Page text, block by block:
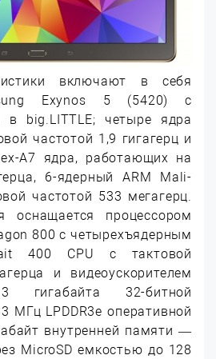
включают в себя
Exynos 5 (5420) с
в big.LITTLE; четыре ядра
частотой 1,9 гигагерц и
A7 ядра, работающих на
6-ядерный ARM Mali-
частотой 533 мегагерц.
оснащается процессором
800 с четырехъядерным
400 CPU с тактовой
и видеоускорителем
32-битной
МГц LPDDR3e оперативной
внутренней памяти —
MicroSD емкостью до 128